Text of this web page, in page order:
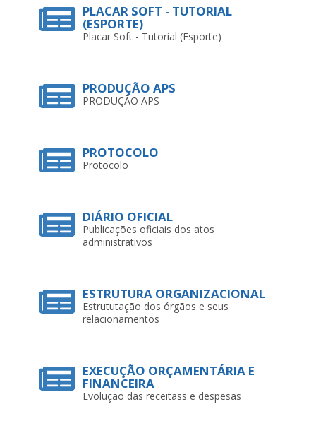
PRODUÇÃO APS
PRODUÇÃO APS
PROTOCOLO
Protocolo
DIÁRIO OFICIAL
Publicações oficiais dos atos
administrativos
ESTRUTURA ORGANIZACIONAL
Estrututação dos órgãos e seus
relacionamentos
EXECUÇÃO ORÇAMENTÁRIA E
FINANCEIRA
Evolução das receitass e despesas
LICITAÇÕES
Publicação de licitações e seus
andamentos